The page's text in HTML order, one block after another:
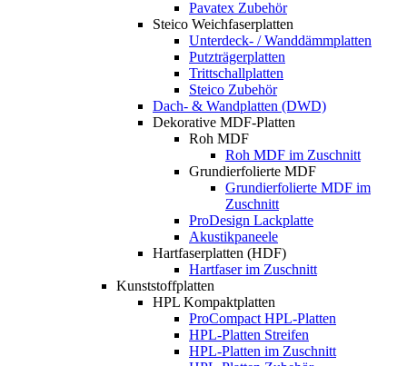
Pavatex Zubehör
Steico Weichfaserplatten
Unterdeck- / Wanddämmplatten
Putzträgerplatten
Trittschallplatten
Steico Zubehör
Dach- & Wandplatten (DWD)
Dekorative MDF-Platten
Roh MDF
Roh MDF im Zuschnitt
Grundierfolierte MDF
Grundierfolierte MDF im
Zuschnitt
ProDesign Lackplatte
Akustikpaneele
Hartfaserplatten (HDF)
Hartfaser im Zuschnitt
Kunststoffplatten
HPL Kompaktplatten
ProCompact HPL-Platten
HPL-Platten Streifen
HPL-Platten im Zuschnitt